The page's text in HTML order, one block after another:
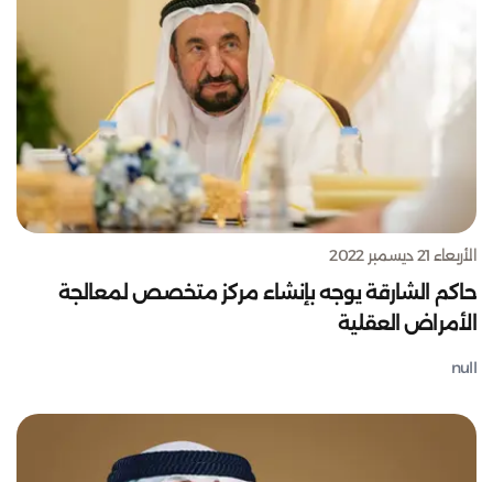
الأربعاء 21 ديسمبر 2022
حاكم الشارقة يوجه بإنشاء مركز متخصص لمعالجة
الأمراض العقلية
null